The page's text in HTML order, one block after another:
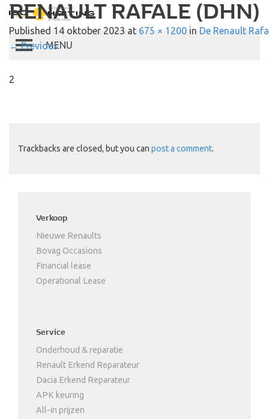
Autobedrijf Hoiting
Toggle
RENAULT RAFALE (DHN)
Published 14 oktober 2023 at 675 × 1200 in De Renault
←Previous
2
Trackbacks are closed, but you can post a comment.
Verkoop
Nieuwe Renaults
Bovag Occasions
Financial lease
Operational Lease
Service
Onderhoud & reparatie
Renault Erkend Reparateur
Dacia Erkend Reparateur
APK keuring
All-in prijzen